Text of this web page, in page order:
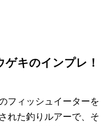
キのインプレ！
フィッシュイーターを
れた釣りルアーで、そ